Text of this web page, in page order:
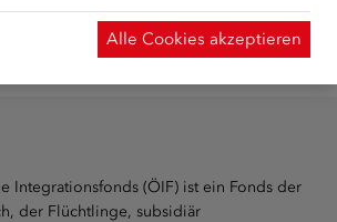
Integrationsfonds (ÖIF) ist ein Fonds der
der Flüchtlinge, subsidiär
Alle Cookies akzeptieren